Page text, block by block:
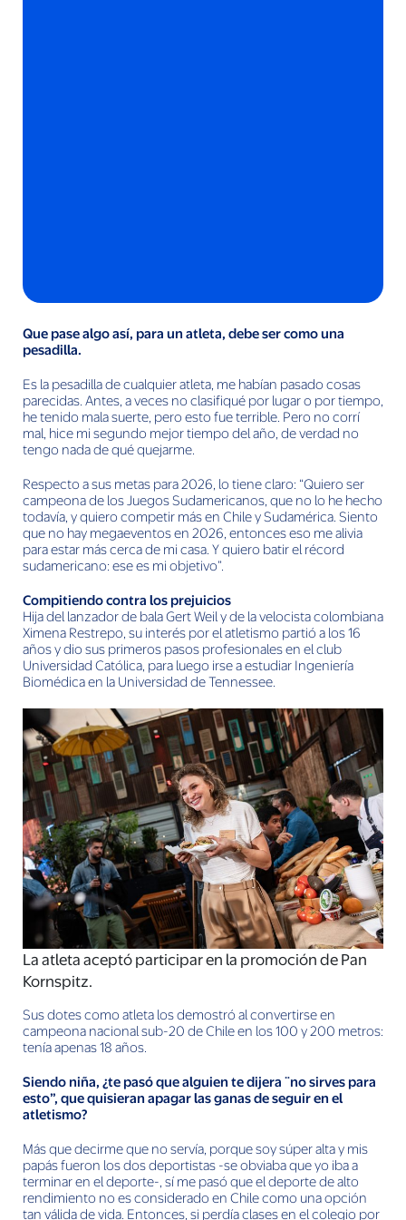
Que pase algo así, para un atleta, debe ser como una
pesadilla.
Es la pesadilla de cualquier atleta, me habían pasado cosas
parecidas. Antes, a veces no clasifiqué por lugar o por tiempo,
he tenido mala suerte, pero esto fue terrible. Pero no corrí
mal, hice mi segundo mejor tiempo del año, de verdad no
tengo nada de qué quejarme.
Respecto a sus metas para 2026, lo tiene claro: “Quiero ser
campeona de los Juegos Sudamericanos, que no lo he hecho
todavía, y quiero competir más en Chile y Sudamérica. Siento
que no hay megaeventos en 2026, entonces eso me alivia
para estar más cerca de mi casa. Y quiero batir el récord
sudamericano: ese es mi objetivo”.
Compitiendo contra los prejuicios
Hija del lanzador de bala Gert Weil y de la velocista colombiana
Ximena Restrepo, su interés por el atletismo partió a los 16
años y dio sus primeros pasos profesionales en el club
Universidad Católica, para luego irse a estudiar Ingeniería
Biomédica en la Universidad de Tennessee.
La atleta aceptó participar en la promoción de Pan
Kornspitz.
Sus dotes como atleta los demostró al convertirse en
campeona nacional sub-20 de Chile en los 100 y 200 metros:
tenía apenas 18 años.
Siendo niña, ¿te pasó que alguien te dijera ¨no sirves para
esto”, que quisieran apagar las ganas de seguir en el
atletismo?
Más que decirme que no servía, porque soy súper alta y mis
papás fueron los dos deportistas -se obviaba que yo iba a
terminar en el deporte-, sí me pasó que el deporte de alto
rendimiento no es considerado en Chile como una opción
tan válida de vida. Entonces, si perdía clases en el colegio por